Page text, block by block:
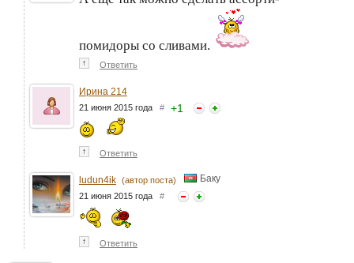
помидоры со сливами.
↑ Ответить
Ирина 214
21 июня 2015 года # +1
↑ Ответить
ludun4ik (автор поста) Баку
21 июня 2015 года #
↑ Ответить